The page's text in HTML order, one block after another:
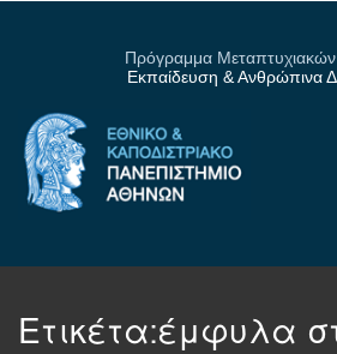
Πρόγραμμα
Εκπαίδευση & Ανθρώπινα
Ετικέτα:έμφυλα